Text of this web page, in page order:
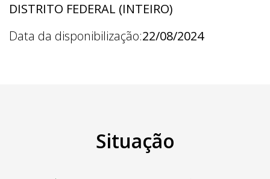
DISTRITO FEDERAL (INTEIRO)
Data da disponibilização:22/08/2024
Situação